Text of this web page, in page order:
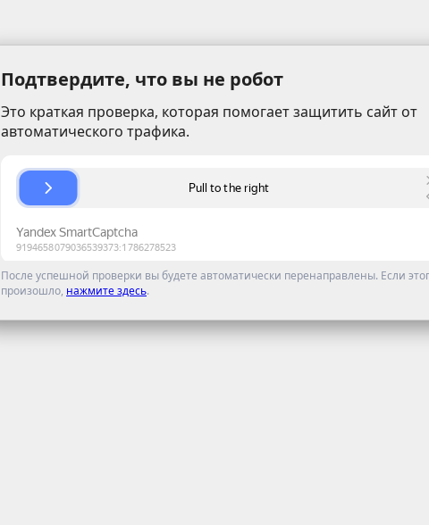
Подтвердите, что вы не робот
Это краткая проверка, которая помогает защитить сайт от
автоматического трафика.
После успешной проверки вы будете автоматически перенаправлены. Если
произошло, нажмите здесь.